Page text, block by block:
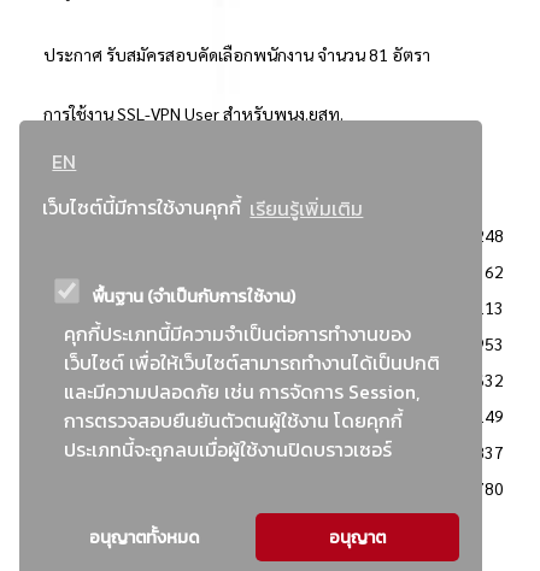
EN
เว็บไซต์นี้มีการใช้งานคุกกี้ เรียนรู้เพิ่มเติม
พื้นฐาน (จำเป็นกับการใช้งาน)
คุกกี้ประเภทนี้มีความจำเป็นต่อการทำงานของ
เว็บไซต์ เพื่อให้เว็บไซต์สามารถทำงานได้เป็นปกติ
และมีความปลอดภัย เช่น การจัดการ Session,
การตรวจสอบยืนยันตัวตนผู้ใช้งาน โดยคุกกี้
ประเภทนี้จะถูกลบเมื่อผู้ใช้งานปิดบราวเซอร์
อนุญาตทั้งหมด อนุญาต
ประกาศ รับสมัครสอบคัดเลือกพนักงาน จำนวน 81 อัตรา
การใช้งาน SSL-VPN User สำหรับพนง.ยสท.
..ยอดนิยม..
3248
2362
: วิธีเฉพาะเจาะจง
2113
ข่าวสาร/ประกาศ
1953
: เอกสารส่งเสริมความโปร่งใสในการจัดซื้อจัดจ้าง
1632
ข่าวสารจัดซื้อจัดจ้าง
1149
: แผนการจัดซื้อจัดจ้าง
837
780